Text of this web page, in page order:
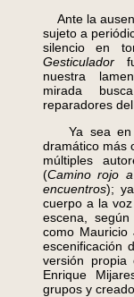
Ante la
sujeto a
silencio en
Gesticulador
nuestra
mirada
reparadores
Ya sea en
dramático más
múltiples
(Camino rojo
encuentros);
cuerpo a la
escena,
como Mauricio
escenificación
versión propia
Enrique
grupos y